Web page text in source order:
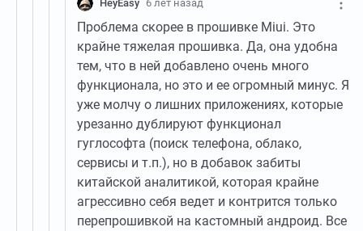
HeyEasy 6 лет назад
Проблема скорее в прошивке Miui. Это
крайне тяжелая прошивка. Да, она удобна
тем, что в ней добавлено очень много
функционала, но это и ее огромный минус. Я
уже молчу о лишних приложениях, которые
урезанно дублируют функционал
гуглософта (поиск телефона, облако,
сервисы и т.п.), но в добавок забиты
китайской аналитикой, которая крайне
агрессивно себя ведет и контрится только
перепрошивкой на кастомный андроид. Все